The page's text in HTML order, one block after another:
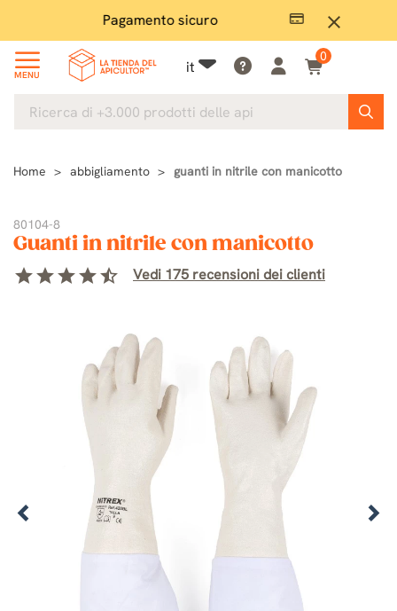
close
Pagamento sicuro
MENU it
0
Home abbigliamento guanti in nitrile con manicotto
80104-8
Guanti in nitrile con manicotto
starstarstarstarstar_half Vedi 175 recensioni dei clienti